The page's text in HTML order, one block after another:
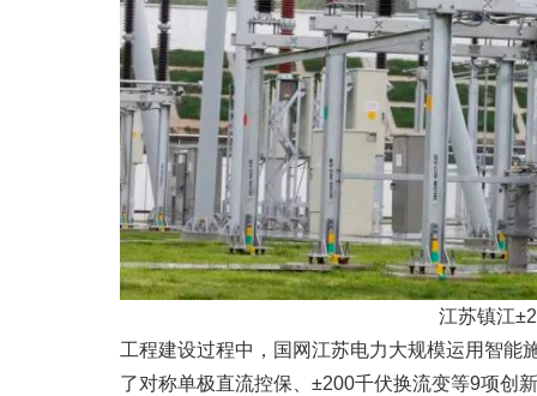
江苏镇江
工程建设过程中，国网江苏电力大规模运用智能
了对称单极直流控保、±200千伏换流变等9项创